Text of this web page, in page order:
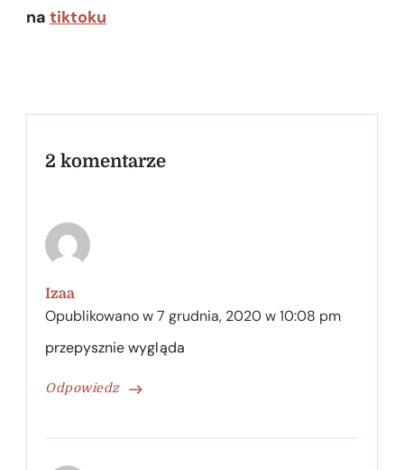
na tiktoku
2 komentarze
Izaa
Opublikowano w7 grudnia, 2020 w 10:08 pm
Odpowiedz
przepysznie wygląda